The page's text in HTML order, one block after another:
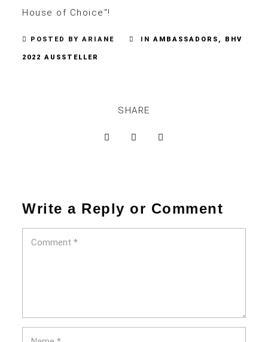
House of Choice“!
POSTED BY ARIANE INAMBASSADORS , BHV
2022 AUSSTELLER
SHARE
Write a Reply or Comment